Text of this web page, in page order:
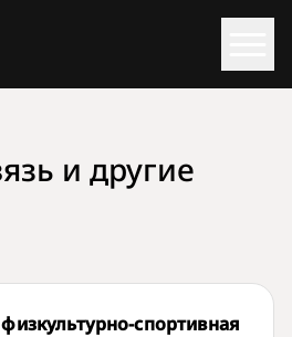
и другие
спортивная